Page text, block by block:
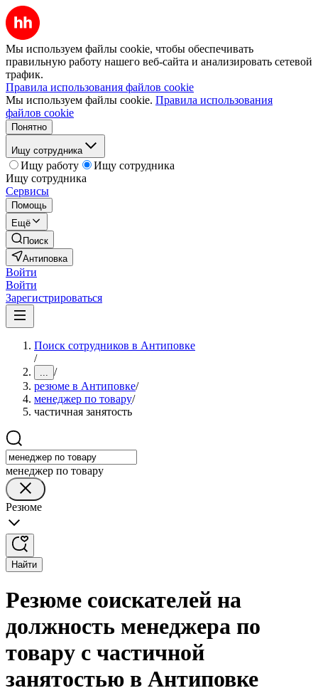
Мы используем файлы cookie, чтобы обеспечивать
правильную работу нашего веб-сайта и анализировать сетевой
трафик.
Правила использования файлов cookie
Мы используем файлы cookie. Правила использования
файлов cookie
Понятно
Ищу сотрудника
Ищу работу
Ищу сотрудника
Ищу сотрудника
Сервисы
Помощь
Ещё
Поиск
Антиповка
Войти
Войти
Зарегистрироваться
Поиск сотрудников в Антиповке
/
... /
резюме в Антиповке/
менеджер по товару/
частичная занятость
менеджер по товару
Резюме
Найти
Резюме соискателей на
должность менеджера по
товару с частичной
занятостью в Антиповке